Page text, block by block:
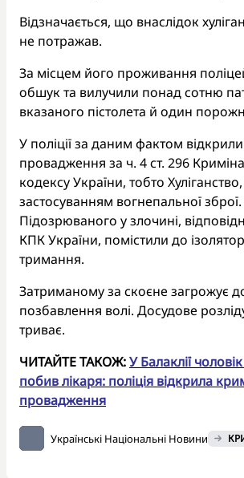
Відзначається, що внаслідок
не потражав.
За місцем його проживання
обшук та вилучили понад сотню
вказаного пістолета й один
У поліції за даним фактом
провадження за ч. 4 ст. 296
кодексу України, тобто
застосуванням вогнепальної зброї.
Підозрюваного у злочині,
КПК України, помістили до
тримання.
Затриманому за скоєне загрожує
позбавлення волі. Досудове
триває.
ЧИТАЙТЕ ТАКОЖ:У Балаклії
побив лікаря: поліція відкрила
провадження
Українські Національні Новини